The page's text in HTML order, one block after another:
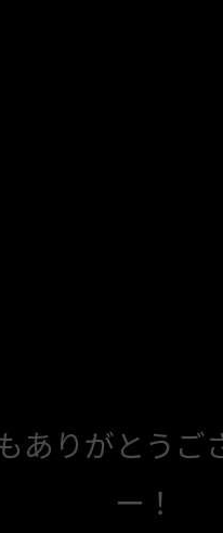
ありがとうご
ー！